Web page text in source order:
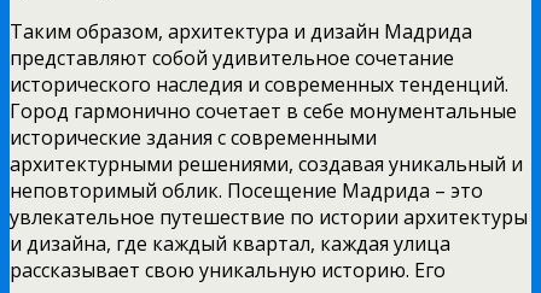
Таким образом, архитектура и дизайн Мадрида
представляют собой удивительное сочетание
исторического наследия и современных тенденций.
Город гармонично сочетает в себе монументальные
исторические здания с современными
архитектурными решениями, создавая уникальный и
неповторимый облик. Посещение Мадрида – это
увлекательное путешествие по истории архитектуры
и дизайна, где каждый квартал, каждая улица
рассказывает свою уникальную историю. Его